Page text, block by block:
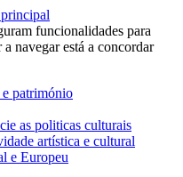
funcionalidades para
navegar está a concordar
e património
as politicas culturais
artística e cultural
e Europeu